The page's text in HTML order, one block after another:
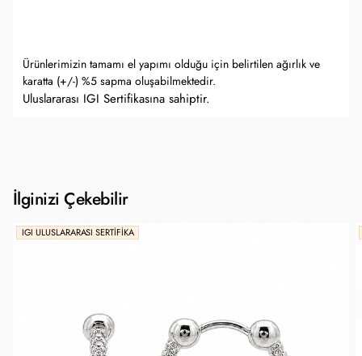
Ürünlerimizin tamamı el yapımı olduğu için belirtilen ağırlık ve
karatta (+/-) %5 sapma oluşabilmektedir.
Uluslararası IGI Sertifikasına sahiptir.
İlginizi Çekebilir
IGI ULUSLARARASI SERTIFIKA